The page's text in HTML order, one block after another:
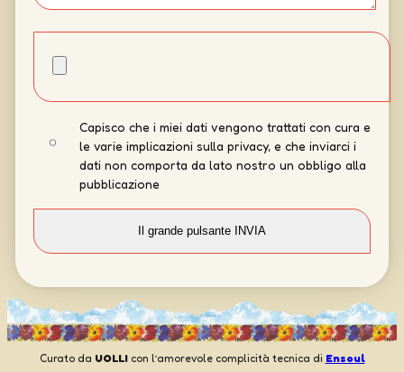
Capisco che i miei dati vengono trattati con cura e
le varie implicazioni sulla privacy, e che inviarci i
dati non comporta da lato nostro un obbligo alla
pubblicazione
Curato da UOLLIcon l’amorevole complicità tecnica di Ensoul